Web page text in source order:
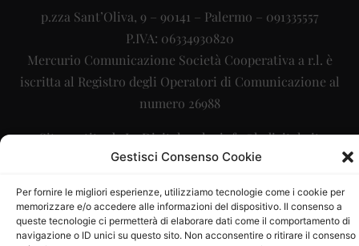
Gestisci Consenso Cookie
Per fornire le migliori esperienze, utilizziamo tecnologie come i cookie per
memorizzare e/o accedere alle informazioni del dispositivo. Il consenso a
queste tecnologie ci permetterà di elaborare dati come il comportamento di
navigazione o ID unici su questo sito. Non acconsentire o ritirare il consenso
p.zza Sant’Oliva, 9 – 90141 – Palermo – 091335557
P.IVA: 06334930820
Mercurio Comunicazione Società Cooperativa a r.l. è
iscritta al Registro degli Operatori di Comunicazione al
numero 26988
Sito gestito daLa Digitale srl–info@ladigitale.it